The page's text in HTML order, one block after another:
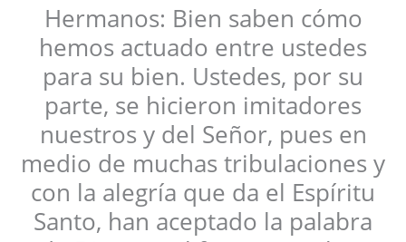
Hermanos: Bien saben cómo
hemos actuado entre ustedes
para su bien. Ustedes, por su
parte, se hicieron imitadores
nuestros y del Señor, pues en
medio de muchas tribulaciones y
con la alegría que da el Espíritu
Santo, han aceptado la palabra